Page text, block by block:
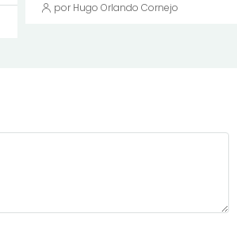
por Hugo Orlando Cornejo